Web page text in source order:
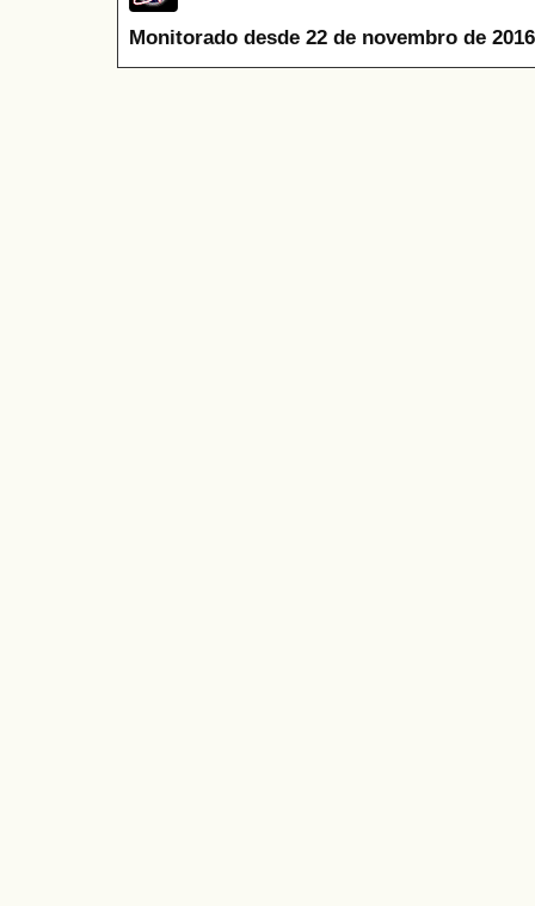
Monitorado desde 22 de novembro de